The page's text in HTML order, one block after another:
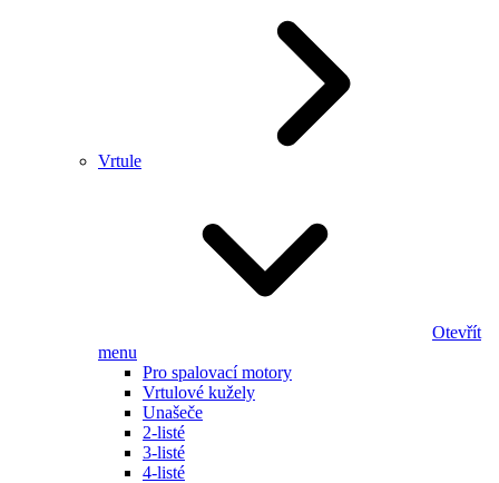
Vrtule
Otevřít
menu
Pro spalovací motory
Vrtulové kužely
Unašeče
2-listé
3-listé
4-listé